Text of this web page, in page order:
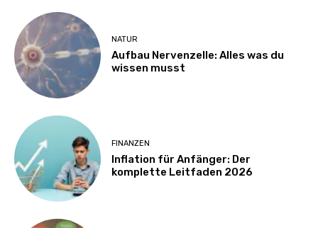
NATUR
Aufbau Nervenzelle: Alles was du
wissen musst
FINANZEN
Inflation für Anfänger: Der
komplette Leitfaden 2026